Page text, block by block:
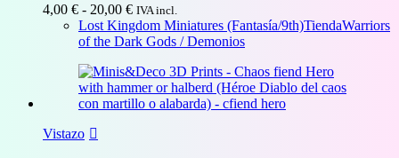
4,00 € - 20,00 €Rango
de
precios:
4,00 €
hasta
20,00 €
IVA incl.
Lost Kingdom Miniatures (Fantasía/9th)TiendaWarriors
of the Dark Gods / Demonios
Vistazo